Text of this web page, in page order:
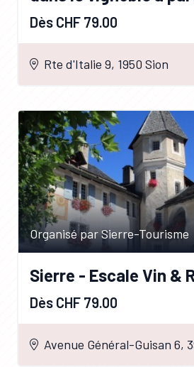
Dès CHF 79.00
Rte d'Italie 9, 1950 Sion
Organisé par Sierre-Tourisme
Sierre - Escale Vin &
Dès CHF 79.00
Avenue Général-Guisan 6,